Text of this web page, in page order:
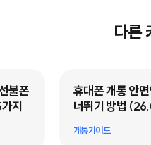
다른
불폰
지
휴대폰 개통 안
너뛰기 방법
개통가이드